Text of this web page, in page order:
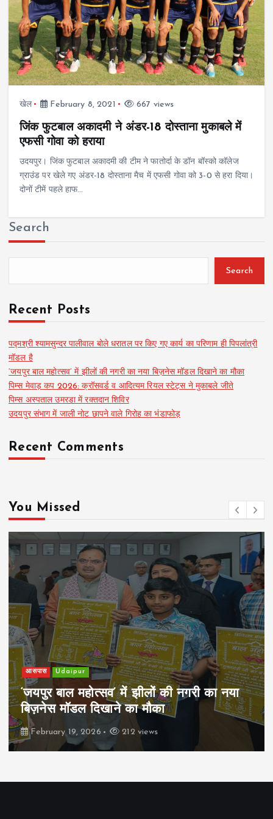
खेल February 8, 2021 667 views
जिंक फुटबाल अकादमी ने अंडर-18 दोस्ताना मुकाबले में
एफसी गोवा को हराया
उदयपुर। जिंक फुटबाल अकादमी की टीम ने फातोर्दा के डॉन बॉस्को कॉलेज
ग्राउंड पर खेले गए अंडर-18 दोस्ताना मैच में एफसी गोवा को 3-0 से हरा दिया।
दोनों टीमें पहले हाफ…
Search
Search
Recent Posts
पद्मश्री श्यामसुन्दर पालीवाल बोले धरातल पर किए गए कार्य का परिणाम ही पिपलांत्री
मॉडल है
‘जयपुर बाल महोत्सव’ में झीलों की नगरी का नया बिज़नेस मॉडल दिखाने का मौका
पिम्स मेवाड़ कप 2026: क्रॉसवर्ड व आदित्यम रियल स्टेट्स ने मुकाबले जीते
पिम्स अस्पताल उमरडा में रक्तदान शिविर
उदयपुर संभाग में जाली नोट छापने वाले गिरोह का भंडाफोड़
Recent Comments
You Missed
आसपास Udaipur
‘जयपुर बाल महोत्सव’ में झीलों की नगरी का नया
बिज़नेस मॉडल दिखाने का मौका
February 19, 2026 212 views